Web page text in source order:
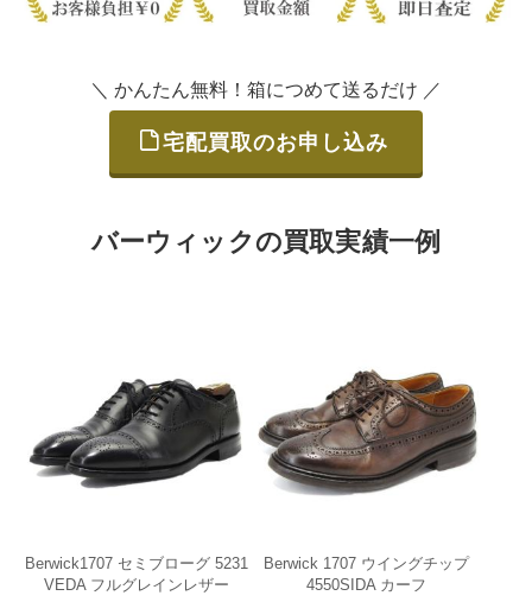
＼ かんたん無料！箱につめて送るだけ ／
宅配買取のお申し込み
バーウィックの買取実績一例
Berwick1707 セミブローグ 5231
VEDA フルグレインレザー
Berwick 1707 ウイングチップ
4550SIDA カーフ